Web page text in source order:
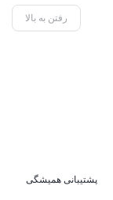
رفتن به بالا
پشتیبانی همیشگی